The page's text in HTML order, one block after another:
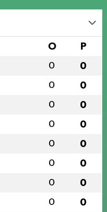
O P
0 0
0 0
0 0
0 0
0 0
0 0
0 0
0 0